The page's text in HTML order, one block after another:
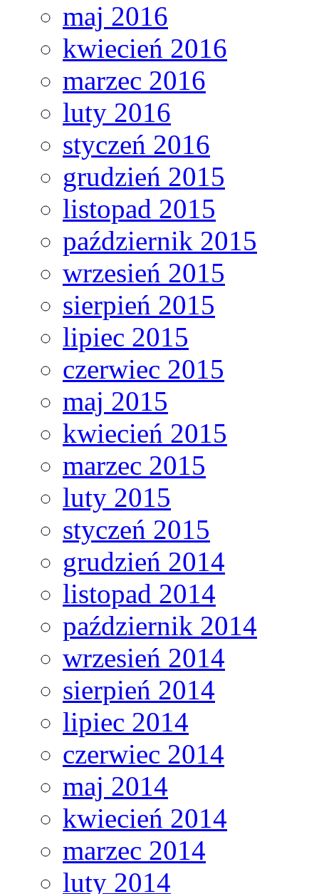
maj 2016
kwiecień 2016
marzec 2016
luty 2016
styczeń 2016
grudzień 2015
listopad 2015
październik 2015
wrzesień 2015
sierpień 2015
lipiec 2015
czerwiec 2015
maj 2015
kwiecień 2015
marzec 2015
luty 2015
styczeń 2015
grudzień 2014
listopad 2014
październik 2014
wrzesień 2014
sierpień 2014
lipiec 2014
czerwiec 2014
maj 2014
kwiecień 2014
marzec 2014
luty 2014